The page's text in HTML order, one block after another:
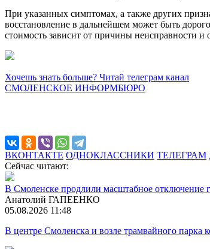
При указанных симптомах, а также других
восстановление в дальнейшем может быть
стоимость зависит от причины неисправности и
Хочешь знать больше? Читай телеграм канал
СМОЛЕНСКОЕ ИНФОРМБЮРО
ВКОНТАКТЕ ОДНОКЛАССНИКИ ТЕЛЕГРАМ
Сейчас читают:
В Смоленске продлили масштабное отключение
Анатолий ГАПЕЕНКО
05.08.2026 11:48
В центре Смоленска и возле трамвайного